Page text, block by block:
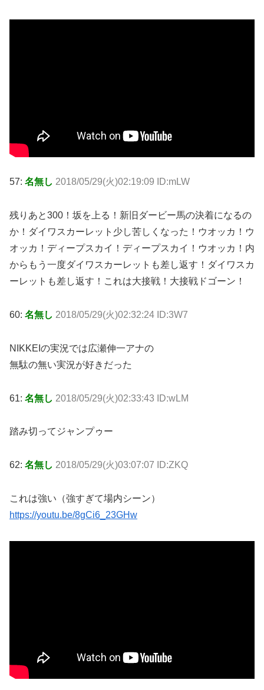
57: 名無し 2018/05/29(火)02:19:09 ID:mLW
残りあと300！坂を上る！新旧ダービー馬の決着になるの
か！ダイワスカーレット少し苦しくなった！ウオッカ！ウ
オッカ！ディープスカイ！ディープスカイ！ウオッカ！内
からもう一度ダイワスカーレットも差し返す！ダイワスカ
ーレットも差し返す！これは大接戦！大接戦ドゴーン！
60: 名無し 2018/05/29(火)02:32:24 ID:3W7
NIKKEIの実況では広瀬伸一アナの
無駄の無い実況が好きだった
61: 名無し 2018/05/29(火)02:33:43 ID:wLM
踏み切ってジャンプゥー
62: 名無し 2018/05/29(火)03:07:07 ID:ZKQ
これは強い（強すぎて場内シーン）
https://youtu.be/8gCi6_23GHw